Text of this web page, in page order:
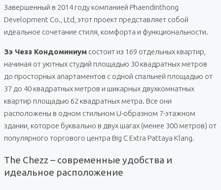
Завершенный в 2014 году компанией Phaendinthong
Development Co., Ltd, этот проект представляет собой
идеальное сочетание стиля, комфорта и функциональности.
Зэ Чезз Кондоминиум состоит из 169 отдельных квартир,
начиная от уютных студий площадью 30 квадратных метров
до просторных апартаментов с одной спальней площадью от
37 до 40 квадратных метров и шикарных двухкомнатных
квартир площадью 62 квадратных метра. Все они
расположены в одном стильном U-образном 7-этажном
здании, которое буквально в двух шагах (менее 300 метров) от
популярного торгового центра Big C Extra Pattaya Klang.
The Chezz – современные удобства и
идеальное расположение